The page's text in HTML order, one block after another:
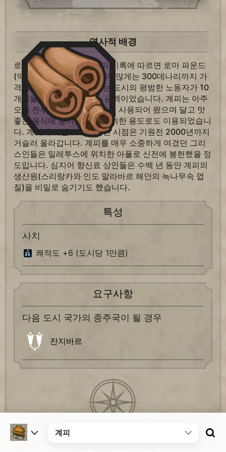
역사적 배경
로마의 작가, 플리니우스의 기록에 따르면 로마 파운드
(약 11.5온스) 분량의 계피가 많게는 300데나리까지 가
격이 나갔다고 합니다. 이는 도시의 평범한 노동자가 10
개월을 일해야 벌 수 있는 금액이었습니다. 계피는 아주
오래 전부터 약초와 최음제로 사용되어 왔으며 달고 맛
좋은 음식에 풍미를 더하기 위한 용도로도 이용되었습니
다. 계피가 이집트로 수입된 시점은 기원전 2000년까지
거슬러 올라갑니다. 계피를 매우 소중하게 여겼던 그리
스인들은 밀레투스에 위치한 아폴로 신전에 봉헌했을 정
도입니다. 심지어 향신료 상인들은 수백 년 동안 계피의
생산원(스리랑카와 인도 말라바르 해안의 녹나무속 껍
질)을 비밀로 숨기기도 했습니다.
특성
사치
쾌적도 +6 (도시당 1만큼)
요구사항
다음 도시 국가의 종주국이 될 경우
잔지바르
계피